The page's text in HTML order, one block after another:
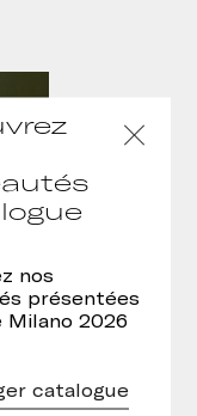
nos
présentées
Milano 2026
catalogue